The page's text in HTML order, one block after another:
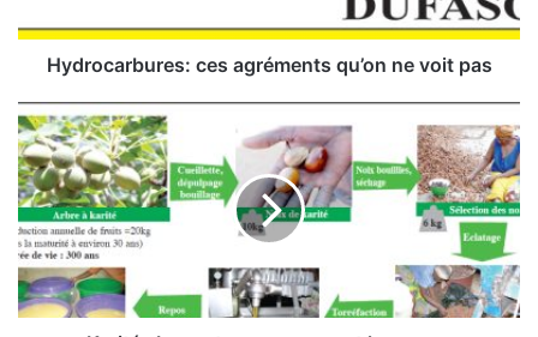
b
e
s
:
c
e
s
a
g
r
Hydrocarbures: ces agréments qu’on ne voit pas
K
a
r
i
t
é
:
L
e